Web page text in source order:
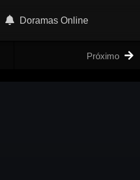
Doramas Online
Próximo